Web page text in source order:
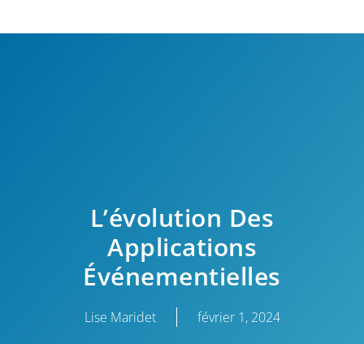
L’évolution Des
Applications
Événementielles
Lise Maridet février 1, 2024